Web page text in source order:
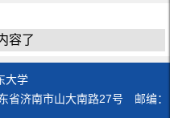
容了
大学
济南市山大南路27号 邮编：